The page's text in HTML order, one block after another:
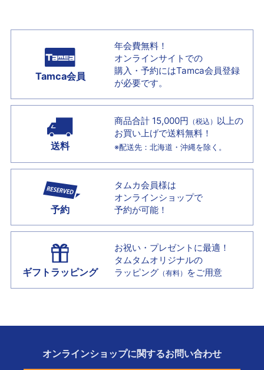
Tamca会員
年会費無料！
オンラインサイトでの
購入・予約にはTamca会員登録
が必要です。
送料
商品合計 15,000円 （税込） 以上の
お買い上げで送料無料！
※配送先：北海道・沖縄を除く。
予約
タムカ会員様は
オンラインショップで
予約が可能！
ギフトラッピング
お祝い・プレゼントに最適！
タムタムオリジナルの
ラッピング （有料） をご用意
オンラインショップに関するお問い合わせ